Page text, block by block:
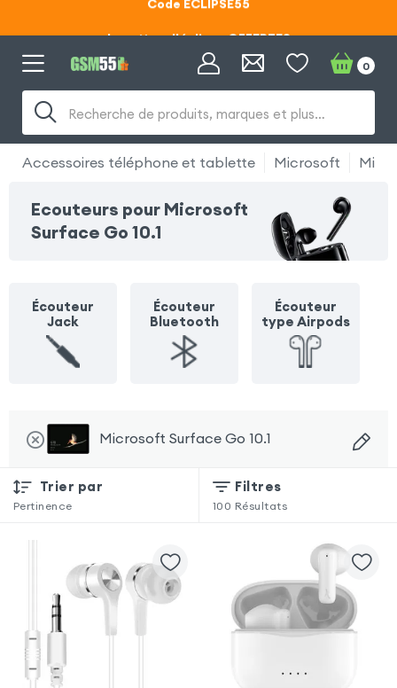
Code ECLIPSE55
Recherche de produits, marques et plus…
0
Accessoires téléphone et tablette Microsoft
Ecouteurs pour Microsoft
Surface Go 10.1
Écouteur
Jack
Écouteur
Bluetooth
Écouteur
type Airpods
Microsoft Surface Go 10.1
Trier par
Pertinence
Filtres
100 Résultats